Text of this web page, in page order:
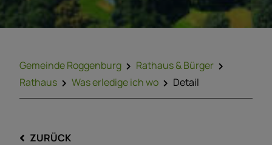
Gemeinde Roggenburg
Rathaus & Bürger
Rathaus
Was erledige ich wo Detail
ZURÜCK